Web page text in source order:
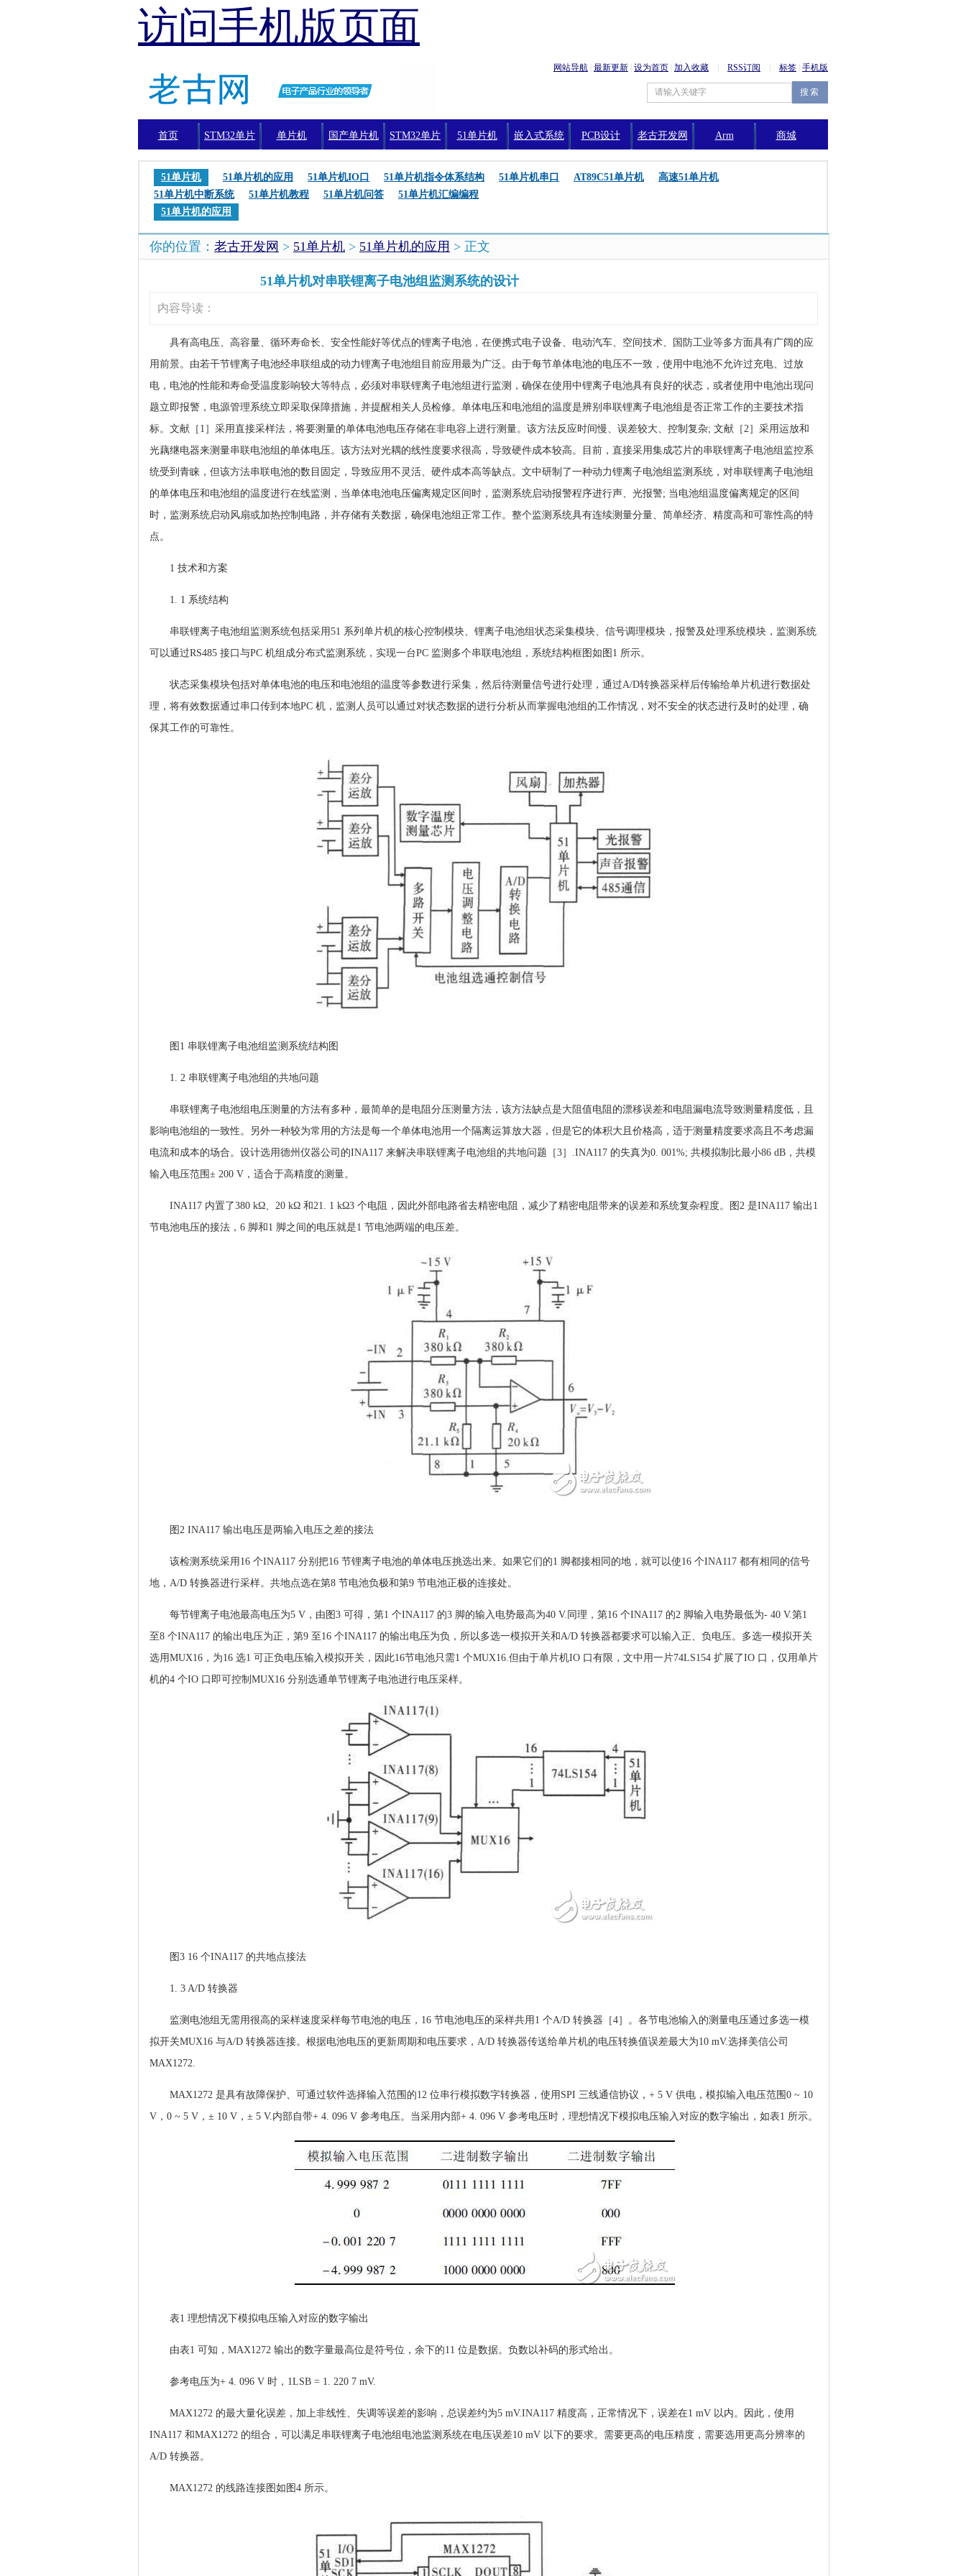
访问手机版页面
网站导航 最新更新 设为首页 加入收藏 RSS订阅 标签 手机版
首页 STM32单片 单片机 国产单片机 STM32单片 51单片机 嵌入式系统 PCB设计 老古开发网 Arm 商城
51单片机 51单片机的应用 51单片机IO口 51单片机指令体系结构 51单片机串口 AT89C51单片机
高速51单片机
51单片机中断系统
51单片机教程 51单片机问答
51单片机汇编编程
51单片机的应用
你的位置： 老古开发网 > 51单片机 > 51单片机的应用 > 正文
51单片机对串联锂离子电池组监测系统的设计
内容导读：
具有高电压、高容量、循环寿命长、安全性能好等优点的锂离子电池，在便携式电子设备、电动汽车、空间技术、国防工业等多方面具有广阔的应
用前景。由若干节锂离子电池经串联组成的动力锂离子电池组目前应用最为广泛。由于每节单体电池的电压不一致，使用中电池不允许过充电、过放
电，电池的性能和寿命受温度影响较大等特点，必须对串联锂离子电池组进行监测，确保在使用中锂离子电池具有良好的状态，或者使用中电池出现问
题立即报警，电源管理系统立即采取保障措施，并提醒相关人员检修。单体电压和电池组的温度是辨别串联锂离子电池组是否正常工作的主要技术指
标。文献［1］采用直接采样法，将要测量的单体电池电压存储在非电容上进行测量。该方法反应时间慢、误差较大、控制复杂; 文献［2］采用运放和
光藕继电器来测量串联电池组的单体电压。该方法对光耦的线性度要求很高，导致硬件成本较高。目前，直接采用集成芯片的串联锂离子电池组监控系
统受到青睐，但该方法串联电池的数目固定，导致应用不灵活、硬件成本高等缺点。文中研制了一种动力锂离子电池组监测系统，对串联锂离子电池组
的单体电压和电池组的温度进行在线监测，当单体电池电压偏离规定区间时，监测系统启动报警程序进行声、光报警; 当电池组温度偏离规定的区间
时，监测系统启动风扇或加热控制电路，并存储有关数据，确保电池组正常工作。整个监测系统具有连续测量分量、简单经济、精度高和可靠性高的特
点。
1 技术和方案
1. 1 系统结构
串联锂离子电池组监测系统包括采用51 系列单片机的核心控制模块、锂离子电池组状态采集模块、信号调理模块，报警及处理系统模块，监测系统
可以通过RS485 接口与PC 机组成分布式监测系统，实现一台PC 监测多个串联电池组，系统结构框图如图1 所示。
状态采集模块包括对单体电池的电压和电池组的温度等参数进行采集，然后待测量信号进行处理，通过A/D转换器采样后传输给单片机进行数据处
理，将有效数据通过串口传到本地PC 机，监测人员可以通过对状态数据的进行分析从而掌握电池组的工作情况，对不安全的状态进行及时的处理，确
保其工作的可靠性。
图1 串联锂离子电池组监测系统结构图
1. 2 串联锂离子电池组的共地问题
串联锂离子电池组电压测量的方法有多种，最简单的是电阻分压测量方法，该方法缺点是大阻值电阻的漂移误差和电阻漏电流导致测量精度低，且
影响电池组的一致性。另外一种较为常用的方法是每一个单体电池用一个隔离运算放大器，但是它的体积大且价格高，适于测量精度要求高且不考虑漏
电流和成本的场合。设计选用德州仪器公司的INA117 来解决串联锂离子电池组的共地问题［3］.INA117 的失真为0. 001%; 共模拟制比最小86 dB，共模
输入电压范围± 200 V，适合于高精度的测量。
INA117 内置了380 kΩ、20 kΩ 和21. 1 kΩ3 个电阻，因此外部电路省去精密电阻，减少了精密电阻带来的误差和系统复杂程度。图2 是INA117 输出1
节电池电压的接法，6 脚和1 脚之间的电压就是1 节电池两端的电压差。
图2 INA117 输出电压是两输入电压之差的接法
该检测系统采用16 个INA117 分别把16 节锂离子电池的单体电压挑选出来。如果它们的1 脚都接相同的地，就可以使16 个INA117 都有相同的信号
地，A/D 转换器进行采样。共地点选在第8 节电池负极和第9 节电池正极的连接处。
每节锂离子电池最高电压为5 V，由图3 可得，第1 个INA117 的3 脚的输入电势最高为40 V.同理，第16 个INA117 的2 脚输入电势最低为- 40 V.第1
至8 个INA117 的输出电压为正，第9 至16 个INA117 的输出电压为负，所以多选一模拟开关和A/D 转换器都要求可以输入正、负电压。多选一模拟开关
选用MUX16，为16 选1 可正负电压输入模拟开关，因此16节电池只需1 个MUX16.但由于单片机IO 口有限，文中用一片74LS154 扩展了IO 口，仅用单片
机的4 个IO 口即可控制MUX16 分别选通单节锂离子电池进行电压采样。
图3 16 个INA117 的共地点接法
1. 3 A/D 转换器
监测电池组无需用很高的采样速度采样每节电池的电压，16 节电池电压的采样共用1 个A/D 转换器［4］。各节电池输入的测量电压通过多选一模
拟开关MUX16 与A/D 转换器连接。根据电池电压的更新周期和电压要求，A/D 转换器传送给单片机的电压转换值误差最大为10 mV.选择美信公司
MAX1272.
MAX1272 是具有故障保护、可通过软件选择输入范围的12 位串行模拟数字转换器，使用SPI 三线通信协议，+ 5 V 供电，模拟输入电压范围0 ~ 10
V，0 ~ 5 V，± 10 V，± 5 V.内部自带+ 4. 096 V 参考电压。当采用内部+ 4. 096 V 参考电压时，理想情况下模拟电压输入对应的数字输出，如表1 所示。
表1 理想情况下模拟电压输入对应的数字输出
由表1 可知，MAX1272 输出的数字量最高位是符号位，余下的11 位是数据。负数以补码的形式给出。
参考电压为+ 4. 096 V 时，1LSB = 1. 220 7 mV.
MAX1272 的最大量化误差，加上非线性、失调等误差的影响，总误差约为5 mV.INA117 精度高，正常情况下，误差在1 mV 以内。因此，使用
INA117 和MAX1272 的组合，可以满足串联锂离子电池组电池监测系统在电压误差10 mV 以下的要求。需要更高的电压精度，需要选用更高分辨率的
A/D 转换器。
MAX1272 的线路连接图如图4 所示。